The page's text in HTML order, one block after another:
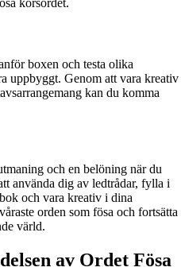
boxen och testa olika
uppbyggt. Genom att vara kreativ
kan du komma
och en belöning när du
använda dig av ledtrådar, fylla i
och vara kreativ i dina
orden som fösa och fortsätta
värld.
av Ordet Fösa